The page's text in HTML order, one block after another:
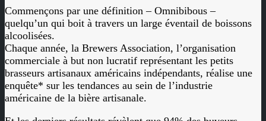
Commençons par une définition – Omnibibous –
quelqu’un qui boit à travers un large éventail de boissons
alcoolisées.
Chaque année, la Brewers Association, l’organisation
commerciale à but non lucratif représentant les petits
brasseurs artisanaux américains indépendants, réalise une
enquête* sur les tendances au sein de l’industrie
américaine de la bière artisanale.